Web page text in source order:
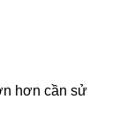
hơn cần sử